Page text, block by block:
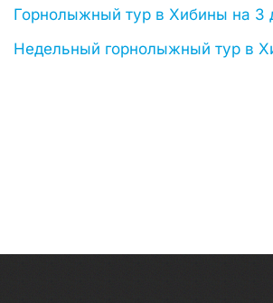
Горнолыжный тур в Хибины на 3
Недельный горнолыжный тур в